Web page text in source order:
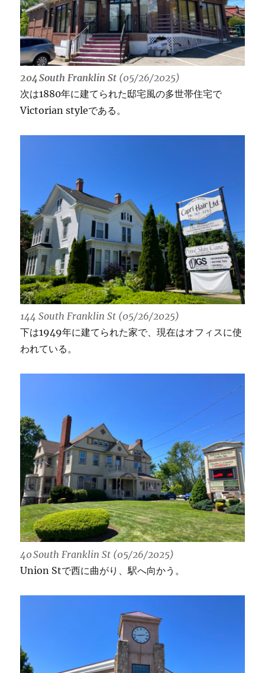
204 South Franklin St (05/26/2025)
次は1880年に建てられた邸宅風の多世帯住宅で
Victorian styleである。
144 South Franklin St (05/26/2025)
下は1949年に建てられた家で、現在はオフィスに使
われている。
40 South Franklin St (05/26/2025)
Union Stで西に曲がり、駅へ向かう。